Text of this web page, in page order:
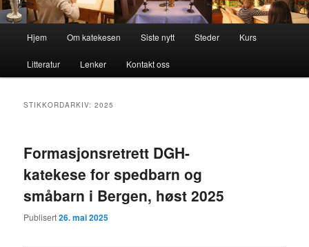
Hjem Om katekesen Siste nytt Steder Kurs
Litteratur Lenker Kontakt oss
STIKKORDARKIV:2025
Formasjonsretrett DGH-
katekese for spedbarn og
småbarn i Bergen, høst 2025
Publisert26. mai 2025